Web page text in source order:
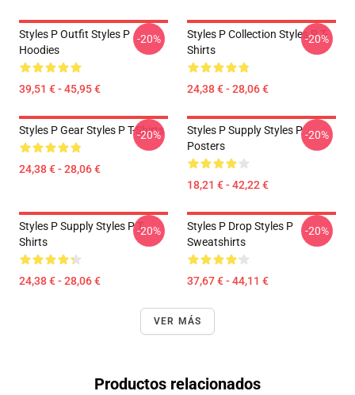
Styles P Outfit Styles P
Hoodies
39,51 € - 45,95 €
-20%
Styles P Collection Styles P T-
Shirts
24,38 € - 28,06 €
-20%
Styles P Gear Styles P T-Shirts
24,38 € - 28,06 €
-20%
Styles P Supply Styles P
Posters
18,21 € - 42,22 €
-20%
Styles P Supply Styles P T-
Shirts
24,38 € - 28,06 €
-20%
Styles P Drop Styles P
Sweatshirts
37,67 € - 44,11 €
-20%
VER MÁS
Productos relacionados